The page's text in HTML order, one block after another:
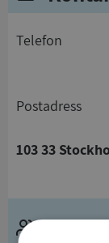
telefon
Postadress
103 33